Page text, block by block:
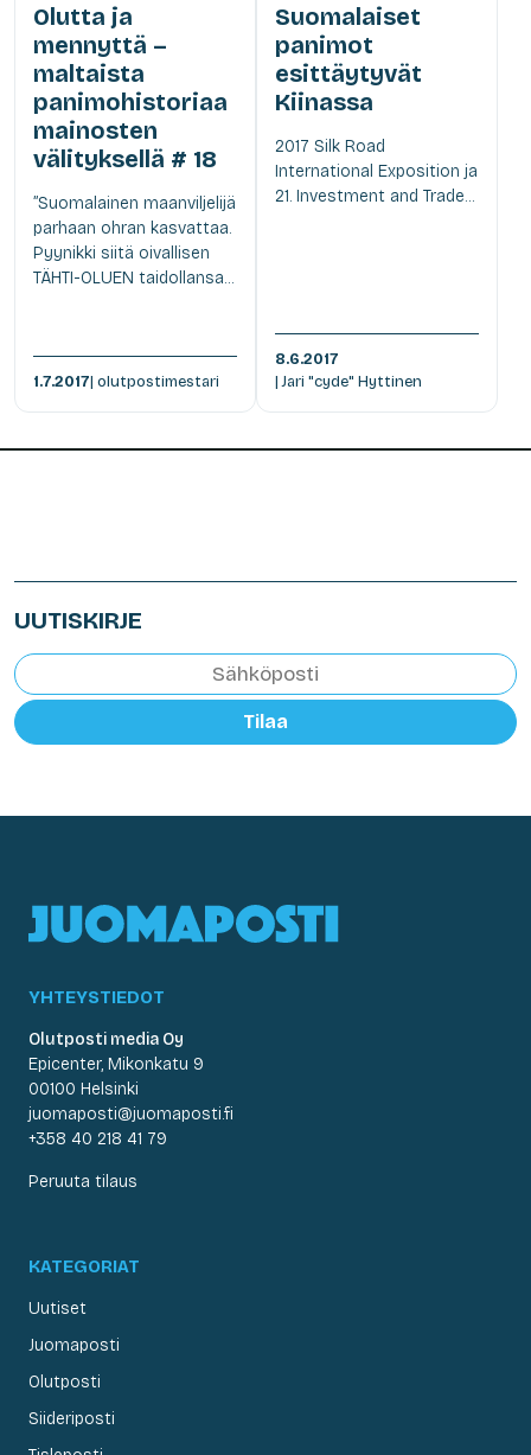
Olutta ja
mennyttä –
maltaista
panimohistoriaa
mainosten
välityksellä # 18
”Suomalainen maanviljelijä
parhaan ohran kasvattaa.
Pyynikki siitä oivallisen
TÄHTI-OLUEN taidollansa...
1.7.2017| olutpostimestari
Suomalaiset
panimot
esittäytyvät
Kiinassa
2017 Silk Road
International Exposition ja
21. Investment and Trade...
8.6.2017
| Jari "cyde" Hyttinen
UUTISKIRJE
Tilaa
YHTEYSTIEDOT
Olutposti media Oy
Epicenter, Mikonkatu 9
00100 Helsinki
juomaposti@juomaposti.fi
+358 40 218 41 79
Peruuta tilaus
KATEGORIAT
Uutiset
Juomaposti
Olutposti
Siideriposti